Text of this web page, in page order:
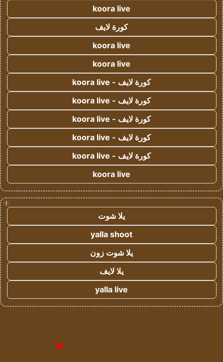
koora live
كورة لايف
koora live
koora live
كورة لايف - koora live
كورة لايف - koora live
كورة لايف - koora live
كورة لايف - koora live
كورة لايف - koora live
koora live
!
يلا شوت
yalla shoot
يلا شوت زون
يلا لايف
yalla live